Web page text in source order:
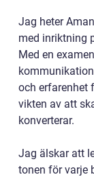
Jag heter
med inriktning
Med en
och erfarenhet
vikten av att
konverterar.
Jag älskar att
tonen för varje